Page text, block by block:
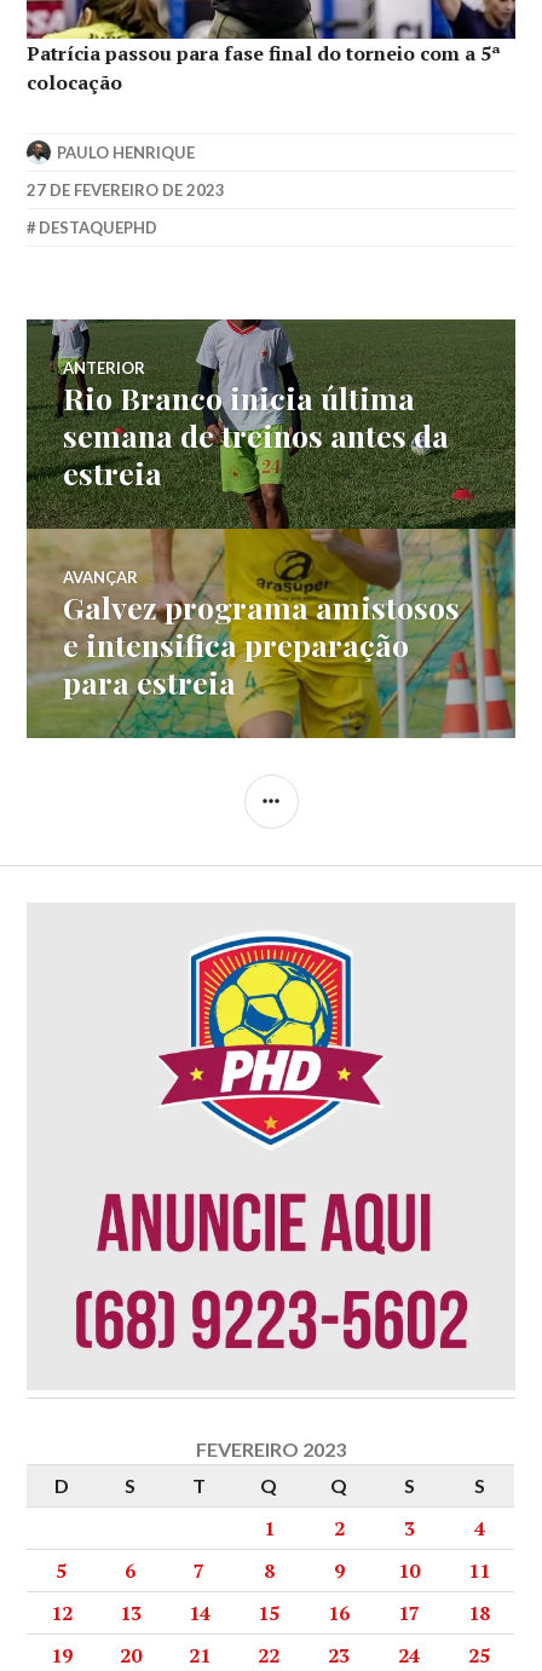
Patrícia passou para fase final do torneio com a 5ª
colocação
PAULO HENRIQUE
27 DE FEVEREIRO DE 2023
DESTAQUEPHD
ANTERIOR
Rio Branco inicia última
semana de treinos antes da
estreia
AVANÇAR
Galvez programa amistosos
e intensifica preparação
para estreia
FEVEREIRO 2023
D
S T Q Q S S
1 2 3
4
5
6 7 8 9 10
11
12
13 14 15 16 17
18
19
20 21 22 23 24 25